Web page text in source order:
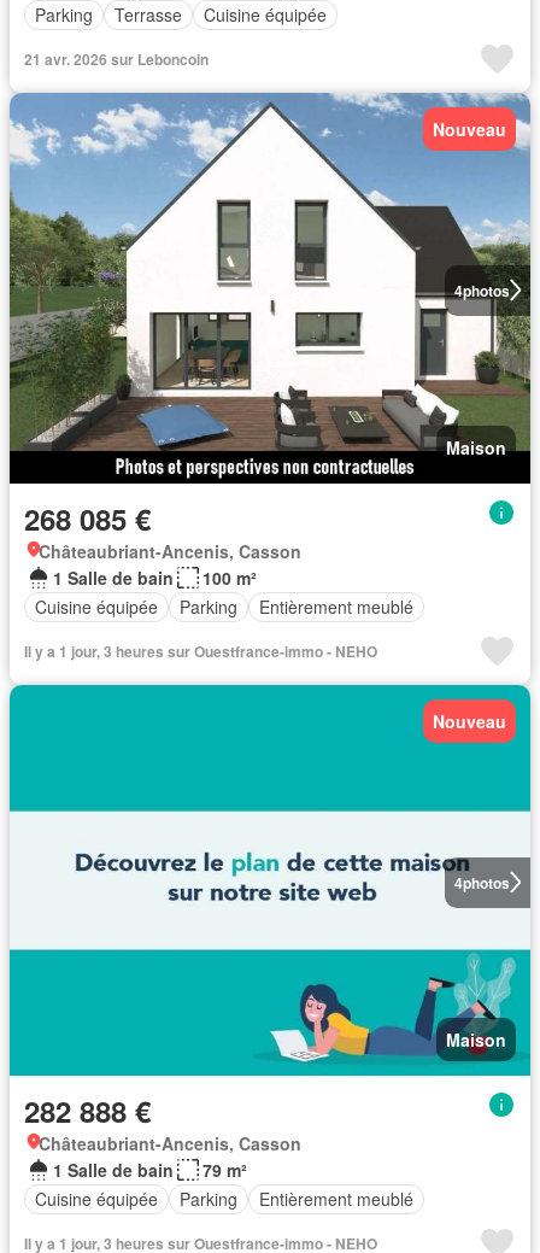
Parking
Terrasse Cuisine équipée
21 avr. 2026 sur Leboncoin
4photos
Nouveau
Maison
268 085 €
Châteaubriant-Ancenis, Casson
1 Salle de bain
100 m²
Cuisine équipée
Parking Entièrement meublé
Il y a 1 jour, 3 heures sur Ouestfrance-immo - NEHO
4photos
Nouveau
Maison
282 888 €
Châteaubriant-Ancenis, Casson
1 Salle de bain
79 m²
Cuisine équipée
Parking Entièrement meublé
Il y a 1 jour, 3 heures sur Ouestfrance-immo - NEHO